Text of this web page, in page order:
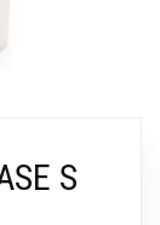
S